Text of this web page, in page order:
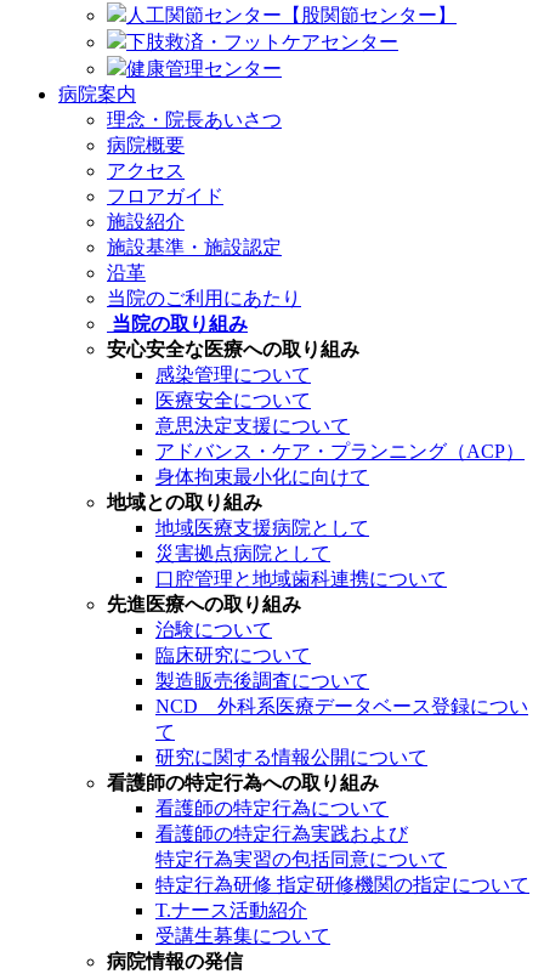
人工関節センター【股関節センター】
下肢救済・フットケアセンター
健康管理センター
病院案内
理念・院長あいさつ
病院概要
アクセス
フロアガイド
施設紹介
施設基準・施設認定
沿革
当院のご利用にあたり
当院の取り組み
安心安全な医療への取り組み
感染管理について
医療安全について
意思決定支援について
アドバンス・ケア・プランニング（ACP）
身体拘束最小化に向けて
地域との取り組み
地域医療支援病院として
災害拠点病院として
口腔管理と地域歯科連携について
先進医療への取り組み
治験について
臨床研究について
製造販売後調査について
NCD 外科系医療データベース登録につい
て
研究に関する情報公開について
看護師の特定行為への取り組み
看護師の特定行為について
看護師の特定行為実践および
特定行為実習の包括同意について
特定行為研修 指定研修機関の指定について
T.ナース活動紹介
受講生募集について
病院情報の発信